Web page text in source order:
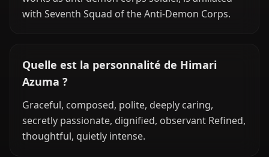
with Seventh Squad of the Anti-Demon Corps.
Quelle est la personnalité de Himari
Azuma ?
Graceful, composed, polite, deeply caring,
secretly passionate, dignified, observant Refined,
thoughtful, quietly intense.